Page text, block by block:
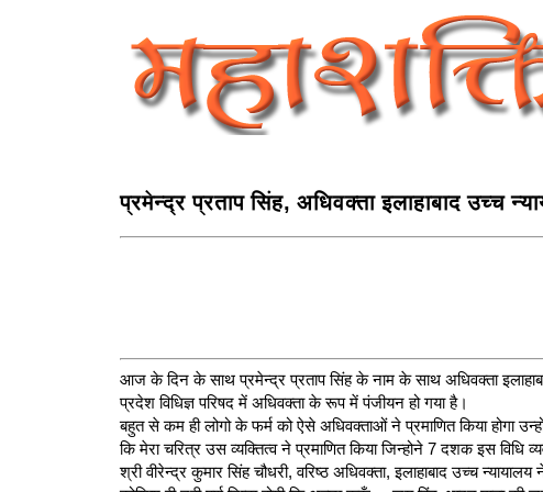
प्रमेन्‍द्र प्रताप सिंह, अधिवक्ता इलाहाबाद उच्च
आज के दिन के साथ प्रमेन्द्र प्रताप सिंह के नाम के साथ अधिवक्ता
प्रदेश विधिज्ञ परिषद में अधिवक्ता के रूप में पंजीयन हो गया है।
बहुत से कम ही लोगो के फर्म को ऐसे अधिवक्ताओं ने प्रमाणित किया होगा
कि मेरा चरित्र उस व्यक्तित्व ने प्रमाणित किया जिन्होने 7 दशक इस विधि
श्री वीरेन्द्र कुमार सिंह चौधरी, वरिष्ठ अधिवक्ता, इलाहाबाद उच्च